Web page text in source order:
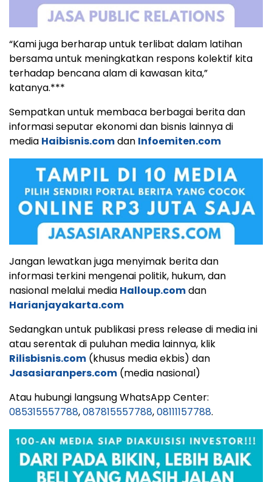
“Kami juga berharap untuk terlibat dalam latihan
bersama untuk meningkatkan respons kolektif kita
terhadap bencana alam di kawasan kita,”
katanya.***
Sempatkan untuk membaca berbagai berita dan
informasi seputar ekonomi dan bisnis lainnya di
media Haibisnis.comdan Infoemiten.com
Jangan lewatkan juga menyimak berita dan
informasi terkini mengenai politik, hukum, dan
nasional melalui media Halloup.comdan
Harianjayakarta.com
Sedangkan untuk publikasi press release di media ini
atau serentak di puluhan media lainnya, klik
Rilisbisnis.com (khusus media ekbis) dan
Jasasiaranpers.com (media nasional)
Atau hubungi langsung WhatsApp Center:
085315557788,087815557788,08111157788.